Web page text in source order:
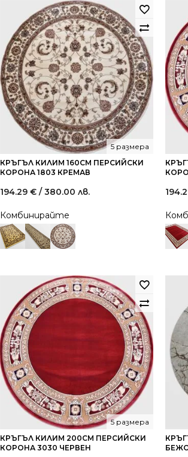
КРЪГЪЛ КИЛИМ 160СМ ПЕРСИЙСКИ
КОРОНА 1803 КРЕМАВ
5 размера
194.29 € / 380.00 лв.
Комбинирайте
КРЪГЪЛ КИЛИМ 200СМ ПЕРСИЙСКИ
КОРОНА 3030 ЧЕРВЕН
5 размера